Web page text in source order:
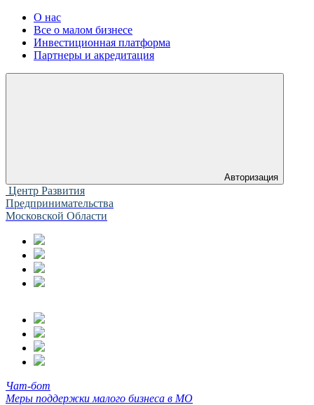
О нас
Все о малом бизнесе
Инвестиционная платформа
Партнеры и акредитация
Авторизация
Центр Развития
Предпринимательства
Московской Области
Чат-бот
Меры поддержки малого бизнеса в МО